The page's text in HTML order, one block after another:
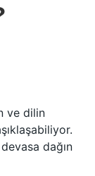
ve dilin
dağın